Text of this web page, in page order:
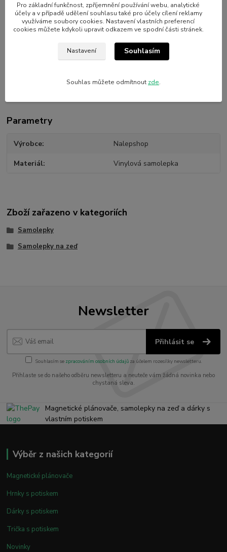
hran.
Parametry
Výrobce Nalepshop
Materiál Vinylová samolepka
Zboží zařazeno v kategoriích
Samolepky
Samolepky na zeď
Newsletter
Přihlásit se
Souhlasím se zpracováním osobních údajůza účelem rozesílky newsletteru.
Přihlaste se do našeho odběru newsletteru a neuteče vám žádná novinka nebo
chystaná sleva.
Magnetické plánovače, samolepky na zeď a dárky s
vlastním potiskem
Výběr z našich kategorií
Magnetické plánovače
Hrnky s potiskem
Dárky s potiskem
Trička s potiskem
Novinky
Pro základní funkčnost, zpříjemnění používání webu, analytické
účely a v případě udělení souhlasu také pro účely cílení reklamy
využíváme soubory cookies. Nastavení vlastních preferencí
cookies můžete kdykoli upravit odkazem ve spodní části stránek.
Nastavení Souhlasím
Souhlas můžete odmítnout zde.